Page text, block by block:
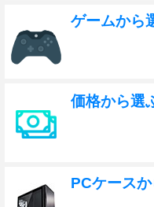
ゲームから
価格から選
PCケース